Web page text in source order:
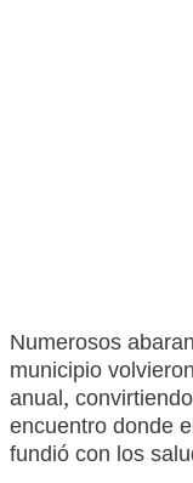
Numerosos
municipio
anual,
encuentro donde
fundió con los